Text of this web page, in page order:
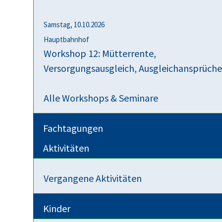
Samstag, 10.10.2026
Hauptbahnhof
Workshop 12: Mütterrente,
Versorgungsausgleich, Ausgleichansprüche
Alle Workshops & Seminare
Fachtagungen
Aktivitäten
Vergangene Aktivitäten
Kinder